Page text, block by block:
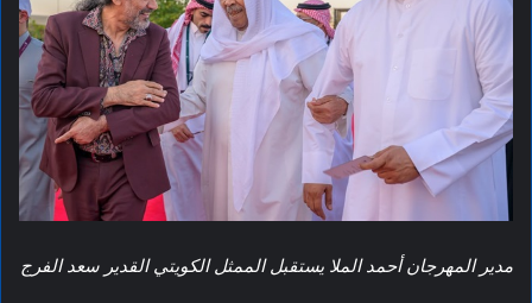
مدير المهرجان أحمد الملا يستقبل الممثل الكويتي القدير سعد الفرج